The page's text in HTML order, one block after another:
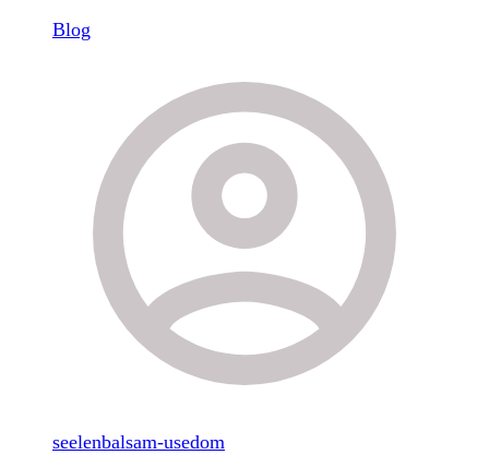
Blog
seelenbalsam-usedom